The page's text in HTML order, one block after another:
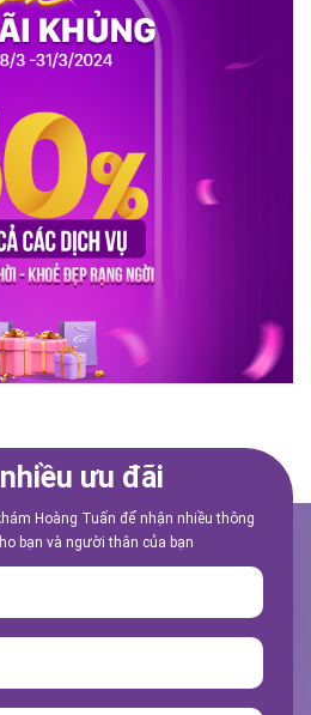
ưu đãi
Hoàng Tuấn để nhận nhiều thông
bạn và người thân của bạn